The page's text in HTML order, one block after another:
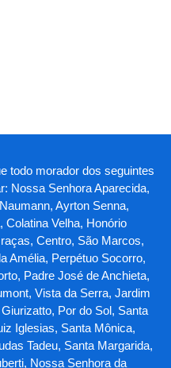
todo morador dos seguintes
Nossa Senhora Aparecida,
Ayrton Senna,
Colatina Velha, Honório
Centro, São Marcos,
Amélia, Perpétuo Socorro,
Padre José de Anchieta,
Vista da Serra, Jardim
Por do Sol, Santa
Iglesias, Santa Mônica,
Tadeu, Santa Margarida,
Nossa Senhora da